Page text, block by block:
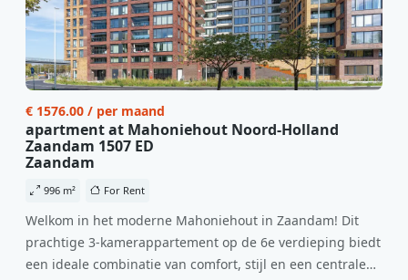
€ 1576.00 / per maand
apartment at Mahoniehout Noord-Holland
Zaandam 1507 ED
Zaandam
996 m² For Rent
Welkom in het moderne Mahoniehout in Zaandam! Dit
prachtige 3-kamerappartement op de 6e verdieping biedt
een ideale combinatie van comfort, stijl en een centrale